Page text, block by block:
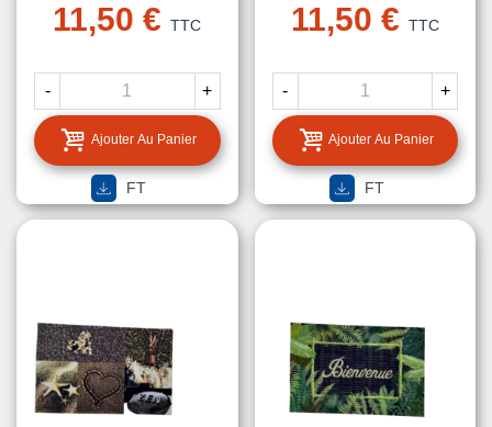
11,50 € TTC
- +
Ajouter Au Panier
FT
11,50 € TTC
- +
Ajouter Au Panier
FT